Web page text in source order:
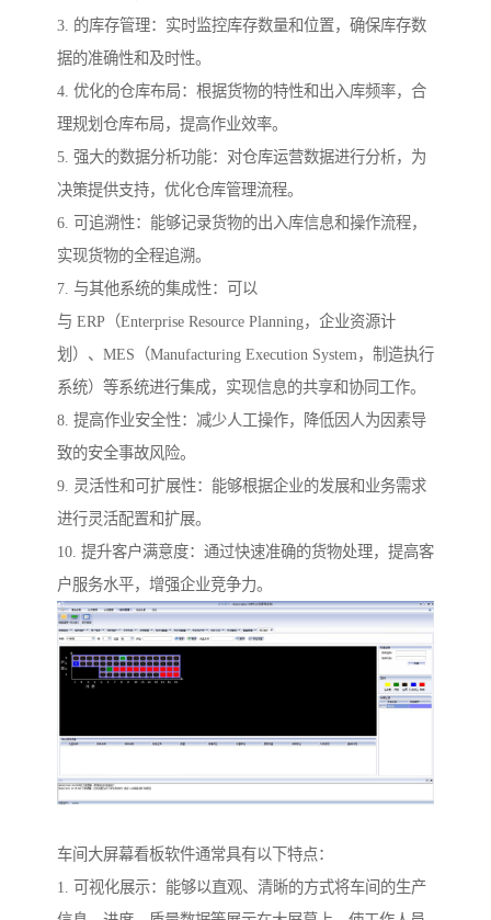
3. 的库存管理：实时监控库存数量和位置，确保库存数
据的准确性和及时性。
4. 优化的仓库布局：根据货物的特性和出入库频率，合
理规划仓库布局，提高作业效率。
5. 强大的数据分析功能：对仓库运营数据进行分析，为
决策提供支持，优化仓库管理流程。
6. 可追溯性：能够记录货物的出入库信息和操作流程，
实现货物的全程追溯。
7. 与其他系统的集成性：可以
与 ERP（Enterprise Resource Planning，企业资源计
划）、MES（Manufacturing Execution System，制造执行
系统）等系统进行集成，实现信息的共享和协同工作。
8. 提高作业安全性：减少人工操作，降低因人为因素导
致的安全事故风险。
9. 灵活性和可扩展性：能够根据企业的发展和业务需求
进行灵活配置和扩展。
10. 提升客户满意度：通过快速准确的货物处理，提高客
户服务水平，增强企业竞争力。
车间大屏幕看板软件通常具有以下特点：
1. 可视化展示：能够以直观、清晰的方式将车间的生产